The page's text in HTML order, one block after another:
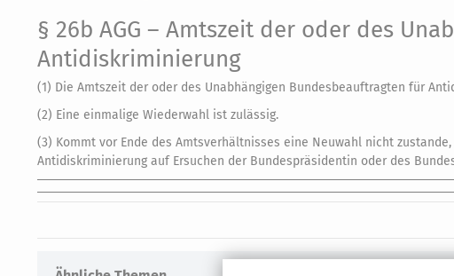
§ 26b AGG – Amtszeit der oder des
Antidiskriminierung
(1) Die Amtszeit der oder des Unabhängigen Bundesbeauftragten für
(2) Eine einmalige Wiederwahl ist zulässig.
(3) Kommt vor Ende des Amtsverhältnisses eine Neuwahl nicht
Antidiskriminierung auf Ersuchen der Bundespräsidentin oder des